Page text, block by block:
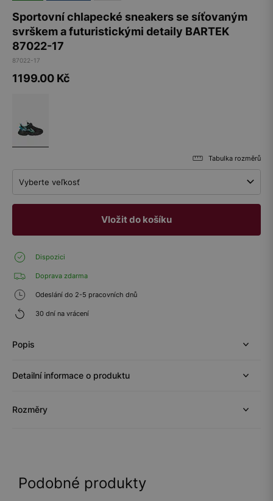
Sportovní chlapecké sneakers se síťovaným
svrškem a futuristickými detaily BARTEK
87022-17
87022-17
1199.00 Kč
Tabulka rozměrů
Vyberte veľkosť
Vložit do košíku
Dispozici
Doprava zdarma
Odeslání do 2-5 pracovních dnů
30 dní na vrácení
Popis
Detailní informace o produktu
Rozměry
Podobné produkty